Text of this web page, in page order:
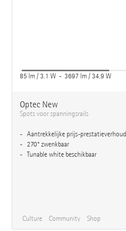
85 lm / 3.1 W - 3697 lm / 34.9 W
Optec New
Spots voor spanningsrails
Aantrekkelijke prijs-
270° zwenkbaar
Tunable white beschikbaar
Culture Community Shop